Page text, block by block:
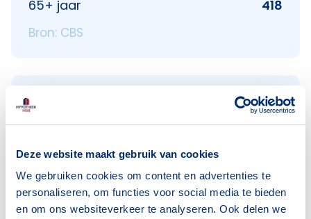
Deze website maakt gebruik van cookies
We gebruiken cookies om content en advertenties te
personaliseren, om functies voor social media te bieden
en om ons websiteverkeer te analyseren. Ook delen we
65+ jaar
418
Bron: CBS
Huishoudens
Gezin zonder kinderen
Gezin met kinderen
312
Bron: CBS